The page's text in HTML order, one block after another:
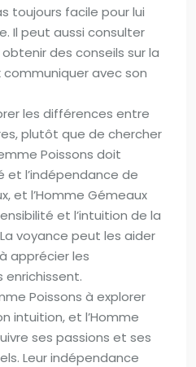
toujours facile pour lui
Il peut aussi consulter
des conseils sur la
avec son
les différences entre
plutôt que de chercher
Poissons doit
l’indépendance de
et l’Homme Gémeaux
et l’intuition de la
voyance peut les aider
apprécier les
enrichissent.
Poissons à explorer
intuition, et l’Homme
ses passions et ses
Leur indépendance